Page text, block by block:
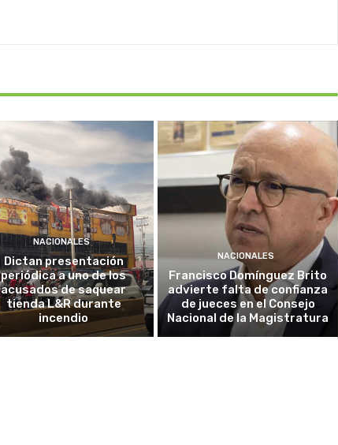
NACIONALES
Dictan presentación
periódica a uno de los
acusados de saquear
tienda L&R durante
incendio
NACIONALES
Francisco Domínguez Brito
advierte falta de confianza
de jueces en el Consejo
Nacional de la Magistratura